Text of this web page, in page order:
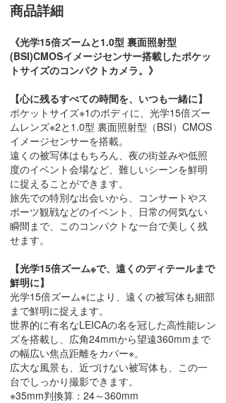
商品詳細
《光学15倍ズームと1.0型 裏面照射型
(BSI)CMOSイメージセンサー搭載したポケッ
トサイズのコンパクトカメラ。》
【心に残るすべての時間を、いつも一緒に】
ポケットサイズ※1のボディに、光学15倍ズー
ムレンズ※2と1.0型 裏面照射型（BSI）CMOS
イメージセンサーを搭載。
遠くの被写体はもちろん、夜の街並みや低照
度のイベント会場など、難しいシーンを鮮明
に捉えることができます。
旅先での特別な出会いから、コンサートやス
ポーツ観戦などのイベント、日常の何気ない
瞬間まで、このコンパクトな一台で美しく残
せます。
【光学15倍ズーム※で、遠くのディテールまで
鮮明に】
光学15倍ズーム※により、遠くの被写体も細部
まで鮮明に捉えます。
世界的に有名なLEICAの名を冠した高性能レン
ズを搭載し、広角24mmから望遠360mmまで
の幅広い焦点距離をカバー※。
広大な風景も、近づけない被写体も、この一
台でしっかり撮影できます。
※35mm判換算：24～360mm